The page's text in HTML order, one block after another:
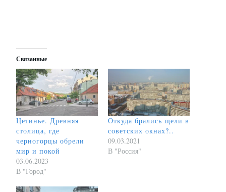
Связанные
Цетинье. Древняя
столица, где
черногорцы обрели
мир и покой
03.06.2023
В "Город"
Откуда брались щели в
советских окнах?..
09.03.2021
В "Россия"